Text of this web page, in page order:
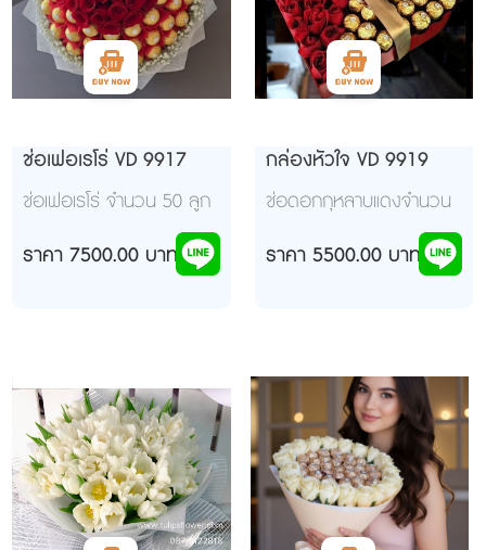
ช่อเฟอเรโร่ VD 9917
ช่อเฟอเรโร่ จำนวน 50 ลูก
ดอกกุหลาบแดง 24 ดอก
จัดกระดาษทองน้ำตาล ดู
ราคา 7500.00 บาท
กล่องหัวใจ VD 9919
ช่อดอกกุหลาบแดงจำนวน
24 ดอก เฟอเรโร่ 40 ลูก
ใส่กล่องหัวใจสีแดง
ราคา 5500.00 บาท